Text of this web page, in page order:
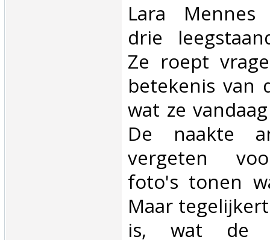
‎Lara Mennes
drie
Ze roept
betekenis van
wat ze
De naakte
vergeten
foto's tonen
Maar
is, wat de